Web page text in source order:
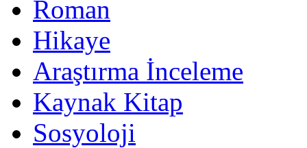
Roman
Hikaye
Araştırma İnceleme
Kaynak Kitap
Sosyoloji